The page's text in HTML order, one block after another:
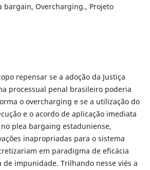
bargain, Overcharging., Projeto
repensar se a adoção da Justiça
processual penal brasileiro poderia
o overcharging e se a utilização do
e o acordo de aplicação imediata
plea bargaing estaduniense,
inapropriadas para o sistema
em paradigma de eficácia
impunidade. Trilhando nesse viés a